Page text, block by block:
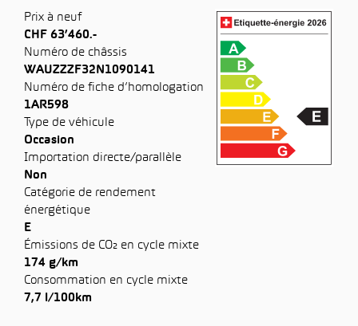
Prix à neuf
CHF 63’460.-
Numéro de châssis
WAUZZZF32N1090141
Numéro de fiche d’homologation
1AR598
Type de véhicule
Occasion
Importation directe/parallèle
Non
Catégorie de rendement
énergétique
E
Émissions de CO₂ en cycle mixte
174 g/km
Consommation en cycle mixte
7,7 l/100km